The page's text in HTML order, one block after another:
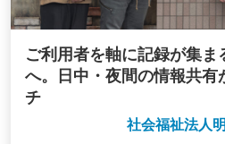
ご利用者を軸に記録が集ま
へ。日中・夜間の情報共有
チ
社会福祉法人